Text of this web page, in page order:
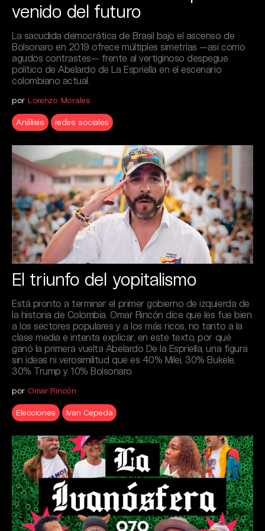
venido del futuro
La sacudida democrática de Brasil bajo el ascenso de
Bolsonaro en 2019 ofrece múltiples simetrías —así como
agudos contrastes— frente al vertiginoso despegue
político de Abelardo de La Espriella en el escenario
colombiano actual.
por Lorenzo Morales
Análisis redes sociales
El triunfo del yopitalismo
Está pronto a terminar el primer gobierno de izquierda de
la historia de Colombia. Omar Rincón dice que les fue bien
a los sectores populares y a los más ricos, no tanto a la
clase media e intenta explicar, en este texto, por qué
ganó la primera vuelta Abelardo De la Espriella, una figura
sin ideas ni verosimilitud que es 40% Milei, 30% Bukele,
30% Trump y 10% Bolsonaro.
por Omar Rincón
Elecciones Ivan Cepeda